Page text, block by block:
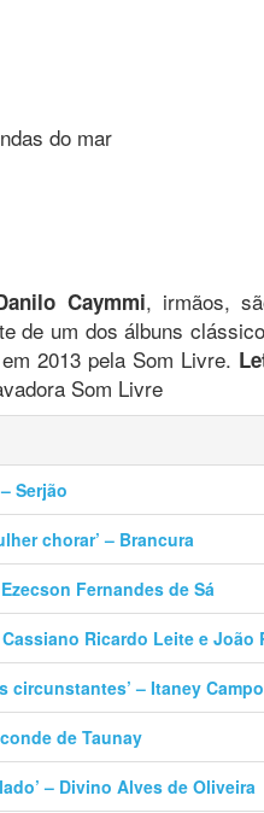
do mar
Caymmi, irmãos,
de um dos álbuns
2013 pela Som Livre.
Som Livre
Serjão
chorar’ – Brancura
Ezecson Fernandes de Sá
Cassiano Ricardo Leite e João
circunstantes’ – Itaney
de Taunay
– Divino Alves de Oliveira